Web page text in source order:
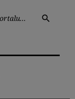
search